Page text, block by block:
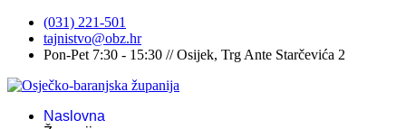
(031) 221-501
tajnistvo@obz.hr
Pon-Pet 7:30 - 15:30 // Osijek, Trg Ante Starčevića 2
Naslovna